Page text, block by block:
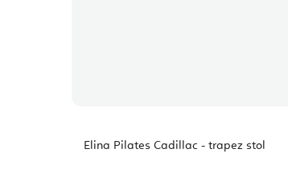
Elina Pilates Cadillac - trapez stol